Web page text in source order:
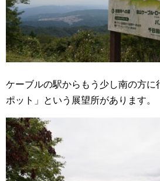
ケーブルの駅からもう少し南の方に
ポット」という展望所があります。